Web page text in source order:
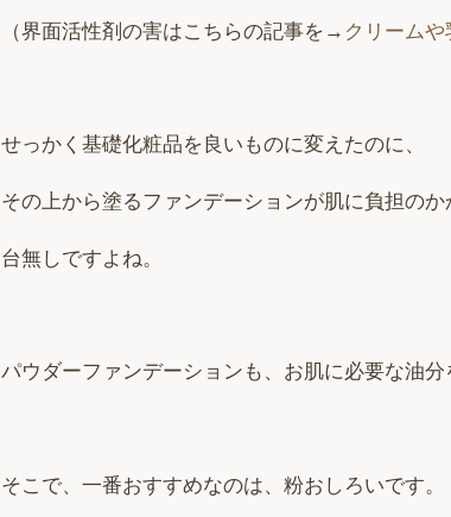
（界面活性剤の害はこちらの記事を→ クリーム
せっかく基礎化粧品を良いものに変えたのに、
その上から塗るファンデーションが肌に負担の
台無しですよね。
パウダーファンデーションも、お肌に必要な油
そこで、一番おすすめなのは、粉おしろいです。